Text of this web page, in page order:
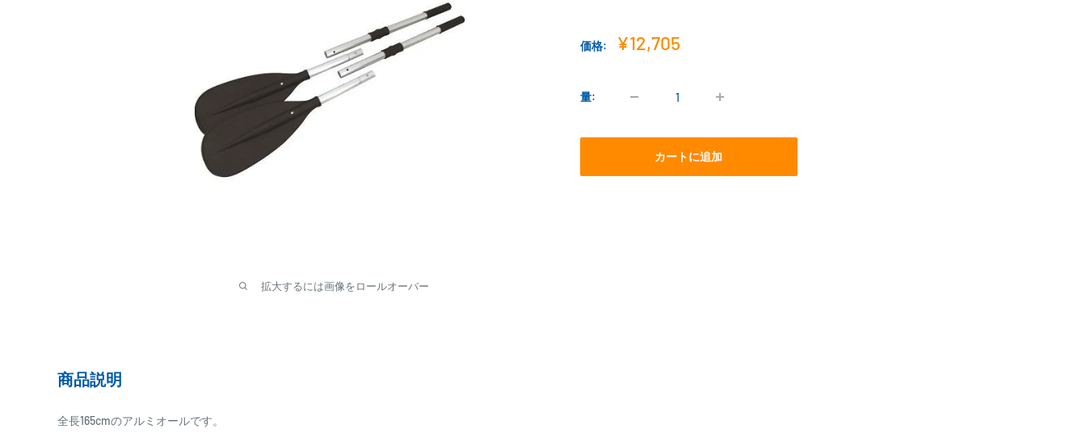
拡大するには画像をロールオーバー
価格:
販
格
¥12,705
量:
カートに追加
商品説明
全長165cmのアルミオールです。